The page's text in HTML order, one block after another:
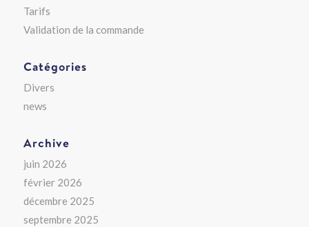
Tarifs
Validation de la commande
Catégories
Divers
news
Archive
juin 2026
février 2026
décembre 2025
septembre 2025